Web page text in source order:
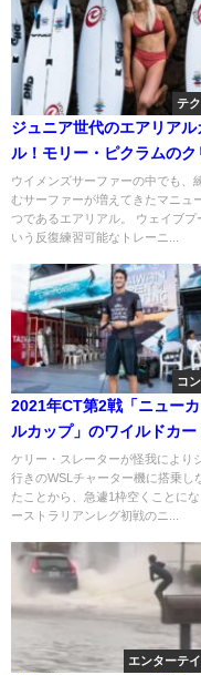
テ
ジュニア世代のエアリアル
ル！モリー・ピクラムのク
ンなエアー動画
ウイメンズサーファーの中でも、
むサーファーが増えてきたマニュ
つであるエアリアル。 ウェイブプ
いう反復練習可能なトレーニ...
コ
2021年CT第2戦「ニュー
ルカップ」のワイルドカー
り1枠が決定
ケリー・スレーターが怪我により
行きのWSLチャーター機に搭乗し
たことから、急遽1枠空くことに
ーストラリアンレグ初戦のニ...
エンターテ